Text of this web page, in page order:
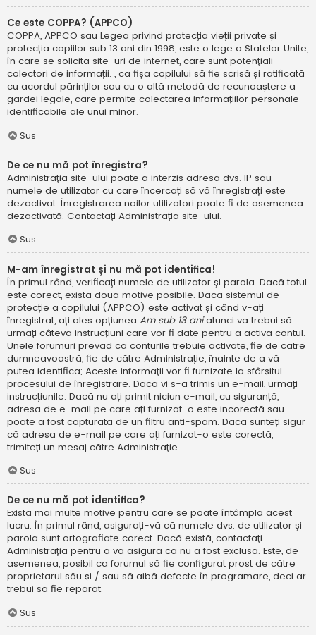
Ce este COPPA? (APPCO)
COPPA, APPCO sau Legea privind protecția vieții private și
protecția copiilor sub 13 ani din 1998, este o lege a Statelor Unite,
în care se solicită site-uri de internet, care sunt potențiali
colectori de informații. , ca fișa copilului să fie scrisă și ratificată
cu acordul părinților sau cu o altă metodă de recunoaștere a
gardei legale, care permite colectarea informațiilor personale
identificabile ale unui minor.
Sus
De ce nu mă pot înregistra?
Administrația site-ului poate a interzis adresa dvs. IP sau
numele de utilizator cu care încercați să vă înregistrați este
dezactivat. Înregistrarea noilor utilizatori poate fi de asemenea
dezactivată. Contactați Administrația site-ului.
Sus
M-am înregistrat și nu mă pot identifica!
În primul rând, verificați numele de utilizator și parola. Dacă totul
este corect, există două motive posibile. Dacă sistemul de
protecție a copilului (APPCO) este activat și când v-ați
înregistrat, ați ales opțiunea Am sub 13 aniatunci va trebui să
urmați câteva instrucțiuni care vor fi date pentru a activa contul.
Unele forumuri prevăd că conturile trebuie activate, fie de către
dumneavoastră, fie de către Administrație, înainte de a vă
putea identifica; Aceste informații vor fi furnizate la sfârșitul
procesului de înregistrare. Dacă vi s-a trimis un e-mail, urmați
instrucțiunile. Dacă nu ați primit niciun e-mail, cu siguranță,
adresa de e-mail pe care ați furnizat-o este incorectă sau
poate a fost capturată de un filtru anti-spam. Dacă sunteți sigur
că adresa de e-mail pe care ați furnizat-o este corectă,
trimiteți un mesaj către Administrație.
Sus
De ce nu mă pot identifica?
Există mai multe motive pentru care se poate întâmpla acest
lucru. În primul rând, asigurați-vă că numele dvs. de utilizator și
parola sunt ortografiate corect. Dacă există, contactați
Administrația pentru a vă asigura că nu a fost exclusă. Este, de
asemenea, posibil ca forumul să fie configurat prost de către
proprietarul său și / sau să aibă defecte în programare, deci ar
trebui să fie reparat.
Sus